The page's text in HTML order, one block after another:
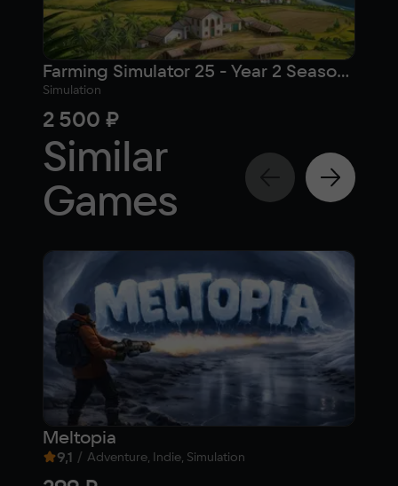
Farming Simulator 25 - Year 2 Season Pass
Simulation
2 500 ₽
Similar
Games
Meltopia
9,1 / Adventure, Indie, Simulation